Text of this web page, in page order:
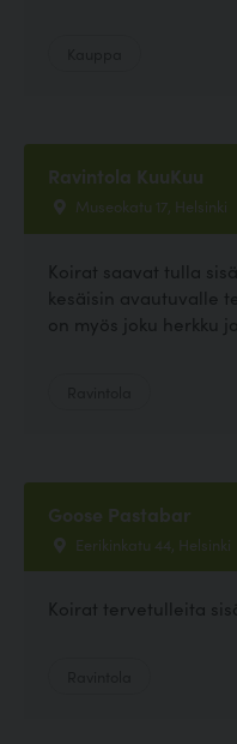
Ravintola KuuKuu
Museokatu 17, Helsinki
Koirat saavat tulla
kesäisin avautuvalle
on myös joku herkku
Goose Pastabar
Eerikinkatu 44, Helsinki
Koirat tervetulleita